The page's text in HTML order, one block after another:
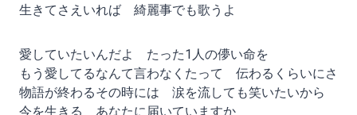
生きてさえいれば 綺麗事でも歌うよ
愛していたいんだよ たった1人の儚い命を
もう愛してるなんて言わなくたって 伝わるくらいにさ
物語が終わるその時には 涙を流しても笑いたいから
今を生きる あなたに届いていますか